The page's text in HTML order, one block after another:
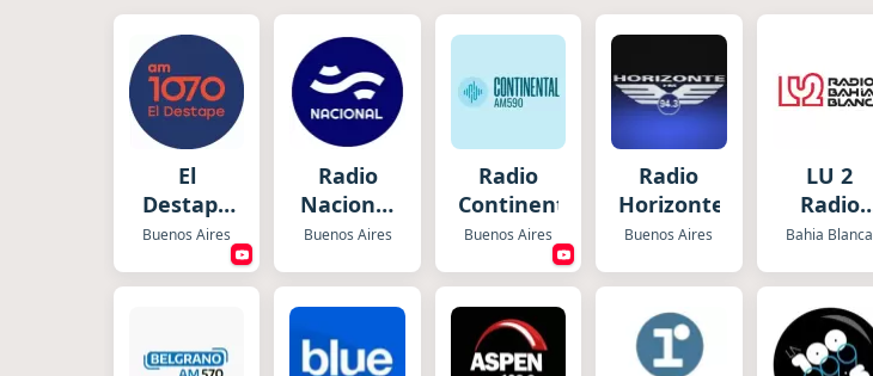
El
Destape
Radio
Buenos Aires
Radio
Nacional
Folklórica
Buenos Aires
Radio
Continental
Buenos Aires
Radio
Horizonte
Buenos Aires
LU 2
Radio
Bahía
Bahia Blanca